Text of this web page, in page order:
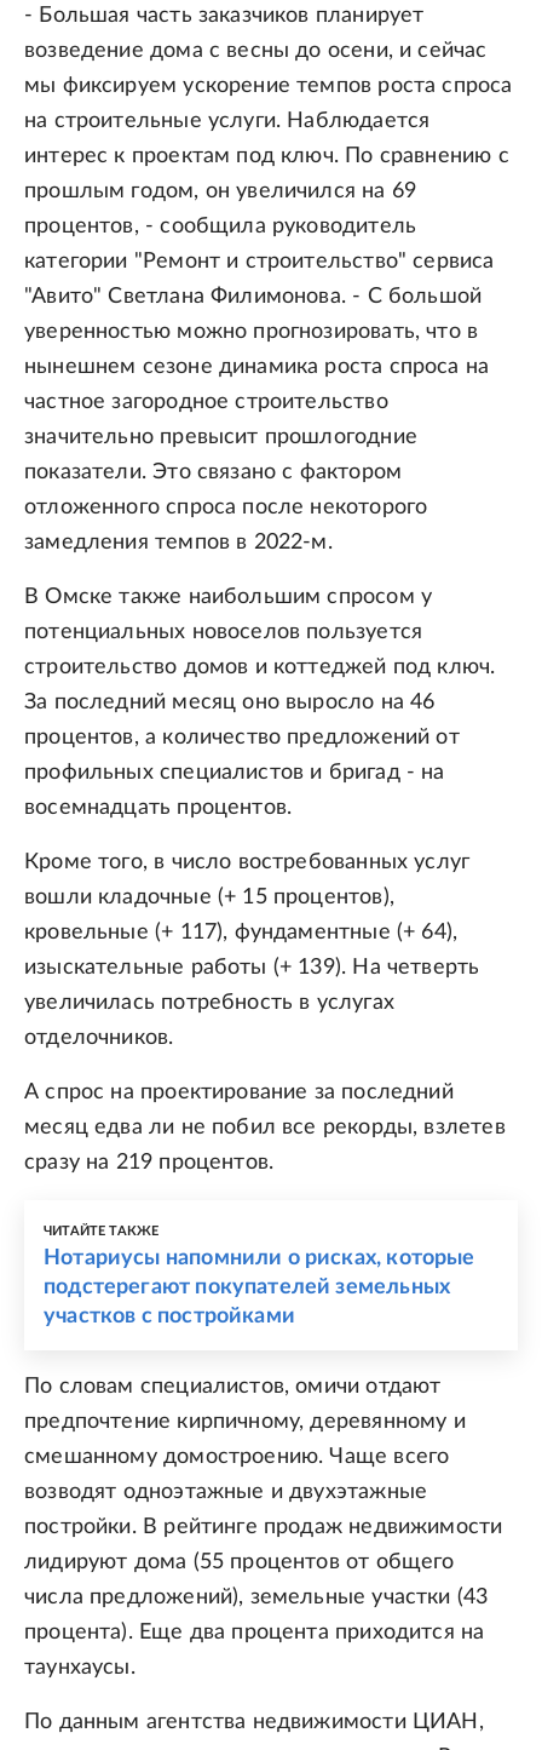
- Большая часть заказчиков планирует
возведение дома с весны до осени, и сейчас
мы фиксируем ускорение темпов роста спроса
на строительные услуги. Наблюдается
интерес к проектам под ключ. По сравнению с
прошлым годом, он увеличился на 69
процентов, - сообщила руководитель
категории "Ремонт и строительство" сервиса
"Авито" Светлана Филимонова. - С большой
уверенностью можно прогнозировать, что в
нынешнем сезоне динамика роста спроса на
частное загородное строительство
значительно превысит прошлогодние
показатели. Это связано с фактором
отложенного спроса после некоторого
замедления темпов в 2022-м.
В Омске также наибольшим спросом у
потенциальных новоселов пользуется
строительство домов и коттеджей под ключ.
За последний месяц оно выросло на 46
процентов, а количество предложений от
профильных специалистов и бригад - на
восемнадцать процентов.
Кроме того, в число востребованных услуг
вошли кладочные (+ 15 процентов),
кровельные (+ 117), фундаментные (+ 64),
изыскательные работы (+ 139). На четверть
увеличилась потребность в услугах
отделочников.
А спрос на проектирование за последний
месяц едва ли не побил все рекорды, взлетев
сразу на 219 процентов.
ЧИТАЙТЕ ТАКЖЕ
Нотариусы напомнили о рисках, которые
подстерегают покупателей земельных
участков с постройками
По словам специалистов, омичи отдают
предпочтение кирпичному, деревянному и
смешанному домостроению. Чаще всего
возводят одноэтажные и двухэтажные
постройки. В рейтинге продаж недвижимости
лидируют дома (55 процентов от общего
числа предложений), земельные участки (43
процента). Еще два процента приходится на
таунхаусы.
По данным агентства недвижимости ЦИАН,